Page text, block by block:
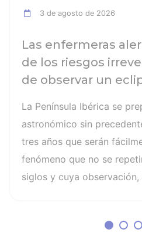
3 de agosto de 2026
Las enfermeras
de los riesgos
de observar un
solar es el mayor
La Península Ibérica se
astronómico sin
tres años que serán
fenómeno que no se
siglos y cuya observación,
insuperable y una lesión